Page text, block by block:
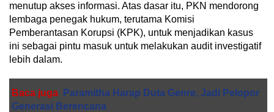
menutup akses informasi. Atas dasar itu, PKN mendorong
lembaga penegak hukum, terutama Komisi
Pemberantasan Korupsi (KPK), untuk menjadikan kasus
ini sebagai pintu masuk untuk melakukan audit investigatif
lebih dalam.
Baca juga
Paramitha Harap Duta Genre, Jadi Pelopor
Generasi Berencana